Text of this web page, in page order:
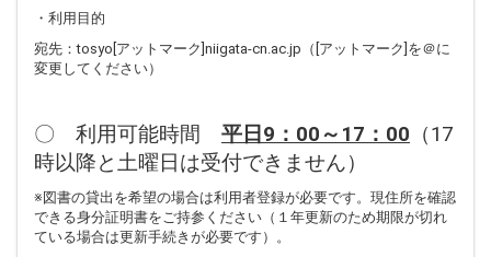
・利用目的
宛先：tosyo[アットマーク]niigata-cn.ac.jp（[アットマーク]を＠に
変更してください）
〇 利用可能時間 平日 9 ： 00 ～ 17 ： 00 （17
時以降と土曜日は受付できません）
※図書の貸出を希望の場合は利用者登録が必要です。現住所を確認
できる身分証明書をご持参ください（１年更新のため期限が切れ
ている場合は更新手続きが必要です）。